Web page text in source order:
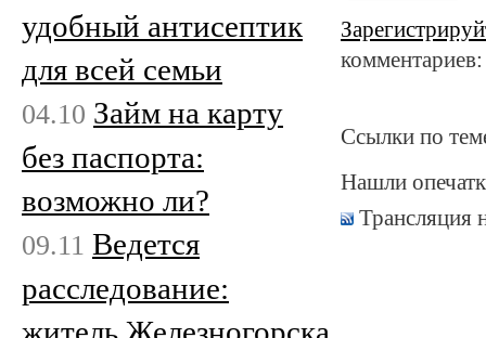
Ссылки по
Нашли
Трансляция
удобный антисептик
для всей семьи
04.10 Займ на карту
без паспорта:
возможно ли?
09.11 Ведется
расследование: